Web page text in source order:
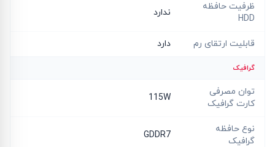
ظرفیت حافظه
HDD
ندارد
قابلیت ارتقای رم دارد
گرافیک
توان مصرفی
کارت گرافیک
115W
نوع حافظه
گرافیک
GDDR7